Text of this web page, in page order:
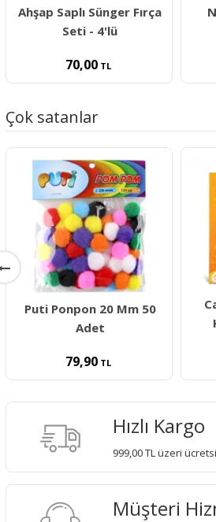
Ahşap Saplı Sünger Fırça
Seti - 4'lü
70,00TL
Çok satanlar
Puti Ponpon 20 Mm 50
Adet
79,90TL
Hızlı Kargo
999,00 TL üzeri
Müşteri